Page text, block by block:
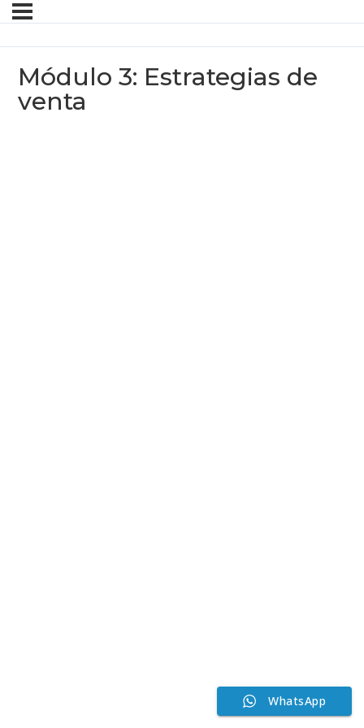
Módulo 3: Estrategias de
venta
WhatsApp